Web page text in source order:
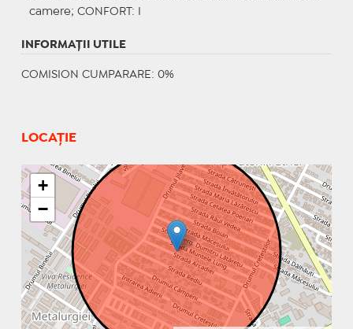
camere; CONFORT : I
INFORMAŢII UTILE
COMISION CUMPARARE: 0%
LOCAȚIE
+
−